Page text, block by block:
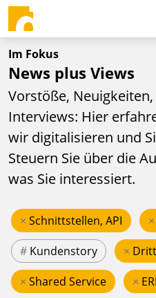
Im Fokus
News plus Views
Vorstöße,
Interviews: Hier
wir digitalisieren und
Steuern Sie über die
was Sie interessiert.
× Schnittstellen, API ×
# Kundenstory ×
× Shared Service ×